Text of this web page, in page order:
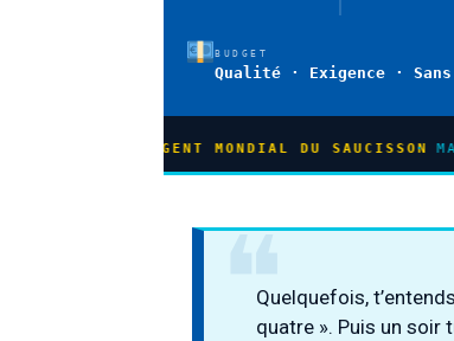
BUDGET
Qualité · Exigence ·
MONDIAL DU SAUCISSON· MAR 16H–19H30 ·
Quelquefois,
quatre ». Puis un soir